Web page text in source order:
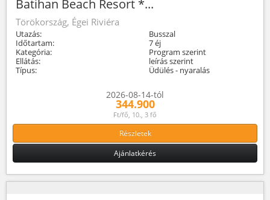
Batihan Beach Resort *...
Törökország, Égei Riviéra
Utazás:
Busszal
Időtartam:
7 éj
Kategória:
Program szerint
Ellátás:
leírás szerint
Típus:
Üdülés - nyaralás
2026-08-14-tól
344.900
Ft/fő, 10., 3 fő
Részletek
Ajánlatkérés